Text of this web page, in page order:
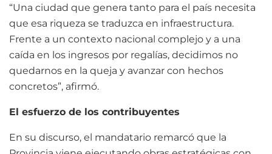
“Una ciudad que genera tanto para el país necesita
que esa riqueza se traduzca en infraestructura.
Frente a un contexto nacional complejo y a una
caída en los ingresos por regalías, decidimos no
quedarnos en la queja y avanzar con hechos
concretos”, afirmó.
El esfuerzo de los contribuyentes
En su discurso, el mandatario remarcó que la